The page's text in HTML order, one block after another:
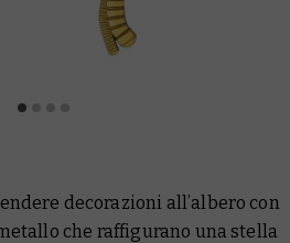
decorazioni all’albero con
che raffigurano una stella